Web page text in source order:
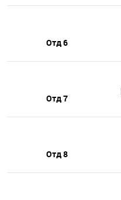
Отд 6
Отд 7
Отд 8